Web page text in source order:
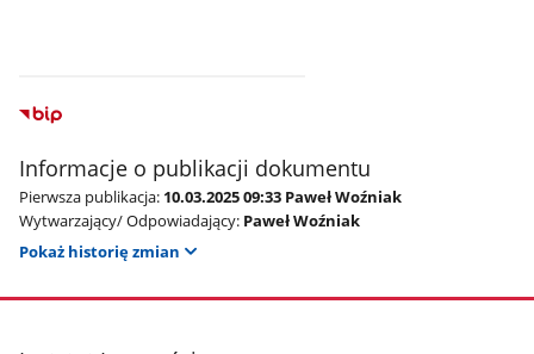
Informacje o publikacji dokumentu
Pierwsza publikacja: 10.03.2025 09:33 Paweł Woźniak
Wytwarzający/ Odpowiadający: Paweł Woźniak
Pokaż historię zmian